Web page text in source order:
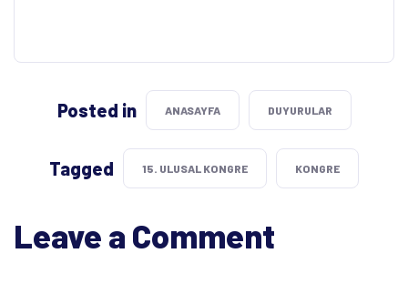
Posted in ANASAYFA DUYURULAR
Tagged 15. ULUSAL KONGRE KONGRE
Leave a Comment